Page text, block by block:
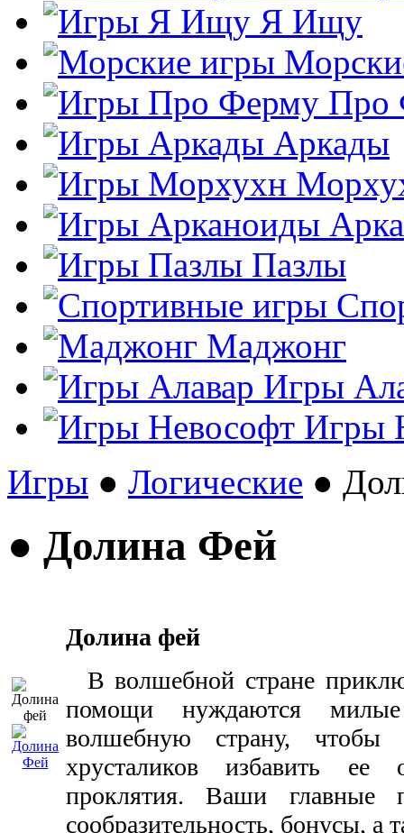
Я Ищу
Про
Аркады
Пазлы
Маджонг
Игры
Игры
Игры ● Логические ●
● Долина Фей
Долина фей
В волшебной стране
помощи нуждаются
волшебную страну,
хрусталиков избавить ее
проклятия. Ваши главные
сообразительность, бонусы, а